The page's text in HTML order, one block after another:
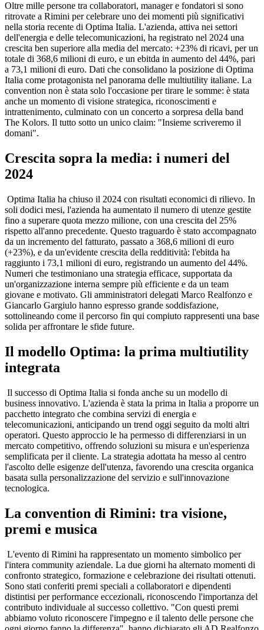
Oltre mille persone tra collaboratori, manager e fondatori si sono
ritrovate a Rimini per celebrare uno dei momenti più significativi
nella storia recente di Optima Italia. L'azienda, attiva nei settori
dell'energia e delle telecomunicazioni, ha registrato nel 2024 una
crescita ben superiore alla media del mercato: +23% di ricavi, per un
totale di 368,6 milioni di euro, e un ebitda in aumento del 44%, pari
a 73,1 milioni di euro. Dati che consolidano la posizione di Optima
Italia come protagonista nel panorama delle multiutility italiane. La
convention non è stata solo l'occasione per tirare le somme: è stata
anche un momento di visione strategica, riconoscimenti e
intrattenimento, culminato con un concerto a sorpresa della band
The Kolors. Il tutto sotto un unico claim: "Insieme scriveremo il
domani".
Crescita sopra la media: i numeri del
2024
Optima Italia ha chiuso il 2024 con risultati economici di rilievo. In
soli dodici mesi, l'azienda ha aumentato il numero di utenze gestite
fino a superare quota mezzo milione, con una crescita del 25%
rispetto all'anno precedente. Questo traguardo è stato accompagnato
da un incremento del fatturato, passato a 368,6 milioni di euro
(+23%), e da un'evidente crescita della redditività: l'ebitda ha
raggiunto i 73,1 milioni di euro, registrando un aumento del 44%.
Numeri che testimoniano una strategia efficace, supportata da
un'organizzazione interna sempre più efficiente e da un team
giovane e motivato. Gli amministratori delegati Marco Realfonzo e
Giancarlo Gargiulo hanno espresso grande soddisfazione,
sottolineando come il percorso fin qui compiuto rappresenti una base
solida per affrontare le sfide future.
Il modello Optima: la prima multiutility
integrata
Il successo di Optima Italia si fonda anche su un modello di
business innovativo. L'azienda è stata la prima in Italia a proporre un
pacchetto integrato che combina servizi di energia e
telecomunicazioni, anticipando un trend oggi seguito da molti altri
operatori. Questo approccio le ha permesso di differenziarsi in un
mercato competitivo, offrendo soluzioni su misura e un'esperienza
semplificata per il cliente. La strategia adottata ha messo al centro
l'ascolto delle esigenze dell'utenza, favorendo una crescita organica
basata sulla personalizzazione del servizio e sull'innovazione
tecnologica.
La convention di Rimini: tra visione,
premi e musica
L'evento di Rimini ha rappresentato un momento simbolico per
l'intera community aziendale. La due giorni ha alternato momenti di
confronto strategico, formazione e celebrazione dei risultati ottenuti.
Sono stati conferiti premi speciali a collaboratori e dipendenti
distintisi per performance eccezionali, riconoscendo l'importanza del
contributo individuale al successo collettivo. "Con questi premi
abbiamo voluto riconoscere l'impegno e il talento delle persone che